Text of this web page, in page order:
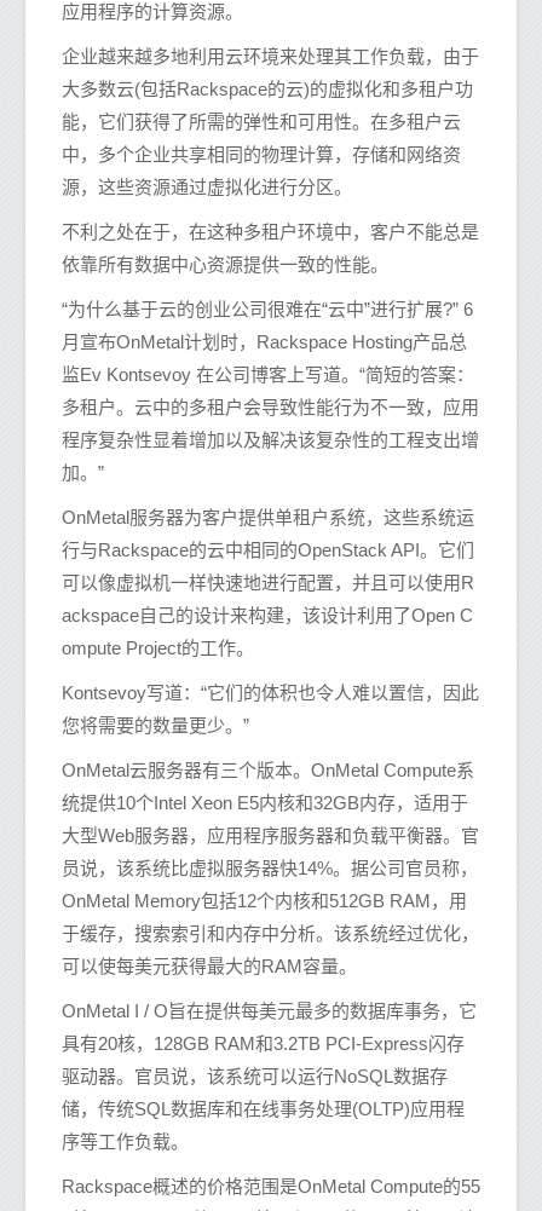
应用程序的计算资源。
企业越来越多地利用云环境来处理其工作负载，由于
大多数云(包括Rackspace的云)的虚拟化和多租户功
能，它们获得了所需的弹性和可用性。在多租户云
中，多个企业共享相同的物理计算，存储和网络资
源，这些资源通过虚拟化进行分区。
不利之处在于，在这种多租户环境中，客户不能总是
依靠所有数据中心资源提供一致的性能。
“为什么基于云的创业公司很难在“云中”进行扩展?” 6
月宣布OnMetal计划时，Rackspace Hosting产品总
监Ev Kontsevoy 在公司博客上写道。“简短的答案：
多租户。云中的多租户会导致性能行为不一致，应用
程序复杂性显着增加以及解决该复杂性的工程支出增
加。”
OnMetal服务器为客户提供单租户系统，这些系统运
行与Rackspace的云中相同的OpenStack API。它们
可以像虚拟机一样快速地进行配置，并且可以使用R
ackspace自己的设计来构建，该设计利用了Open C
ompute Project的工作。
Kontsevoy写道：“它们的体积也令人难以置信，因此
您将需要的数量更少。”
OnMetal云服务器有三个版本。OnMetal Compute系
统提供10个Intel Xeon E5内核和32GB内存，适用于
大型Web服务器，应用程序服务器和负载平衡器。官
员说，该系统比虚拟服务器快14%。据公司官员称，
OnMetal Memory包括12个内核和512GB RAM，用
于缓存，搜索索引和内存中分析。该系统经过优化，
可以使每美元获得最大的RAM容量。
OnMetal I / O旨在提供每美元最多的数据库事务，它
具有20核，128GB RAM和3.2TB PCI-Express闪存
驱动器。官员说，该系统可以运行NoSQL数据存
储，传统SQL数据库和在线事务处理(OLTP)应用程
序等工作负载。
Rackspace概述的价格范围是OnMetal Compute的55